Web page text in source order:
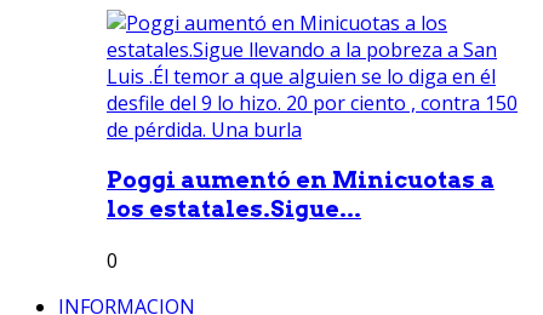
Poggi aumentó en Minicuotas a
los estatales.Sigue...
0
INFORMACION